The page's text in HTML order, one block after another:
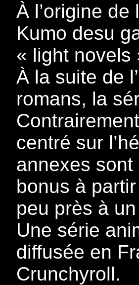
À l’origine de
Kumo desu
« light novels
À la suite de
romans, la
centré sur
annexes
bonus à
peu près à
Une série
diffusée en
Crunchyroll.